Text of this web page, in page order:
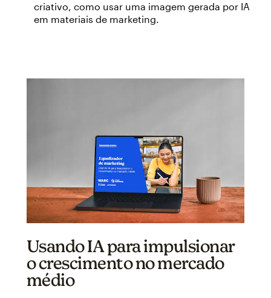
criativo, como usar uma imagem gerada por IA
em materiais de marketing.
Usando IA para impulsionar
o crescimento no mercado
médio